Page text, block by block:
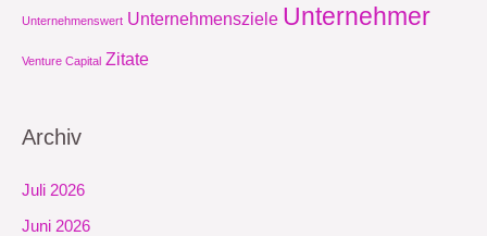
Unternehmenswert Unternehmensziele Unternehmer
Venture Capital Zitate
Archiv
Juli 2026
Juni 2026